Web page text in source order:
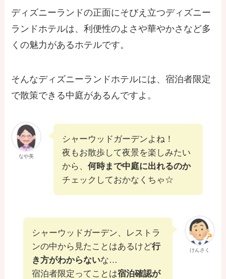
ディズニーランドの正面にそびえ立つディズニー
ランドホテルは、利便性のよさや華やかさなど多
くの魅力があるホテルです。
そんなディズニーランドホテルには、宿泊者限定
で散策できる中庭があるんですよ。
なや美
シャーウッドガーデンよね！
夜もお散歩して夜景を楽しみたい
から、何時まで中庭に出れるのか
チェックしておかなくちゃ☆
けんさく
シャーウッドガーデン、レストラ
ンの中から見たことはあるけど行
き方がわからないな…
宿泊者限定ってことは宿泊確認が